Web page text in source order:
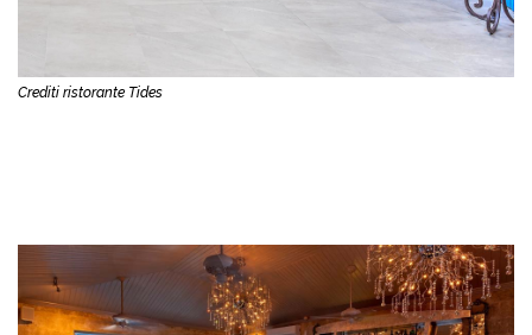
Crediti ristorante Tides